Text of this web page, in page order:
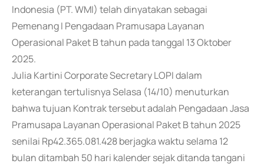
Indonesia (PT. WMI) telah dinyatakan sebagai
Pemenang I Pengadaan Pramusapa Layanan
Operasional Paket B tahun pada tanggal 13 Oktober
2025.
Julia Kartini Corporate Secretary LOPI dalam
keterangan tertulisnya Selasa (14/10) menuturkan
bahwa tujuan Kontrak tersebut adalah Pengadaan Jasa
Pramusapa Layanan Operasional Paket B tahun 2025
senilai Rp42.365.081.428 berjagka waktu selama 12
bulan ditambah 50 hari kalender sejak ditanda tangani